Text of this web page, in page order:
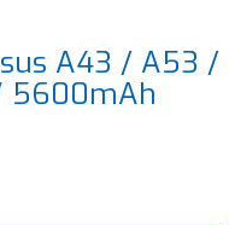
A43 / A53 /
5600mAh